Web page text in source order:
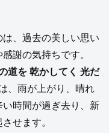
、過去の美しい思い
謝の気持ちです。
道を 乾かしてく 光だ
、雨が上がり、晴れ
時間が過ぎ去り、新
せます。